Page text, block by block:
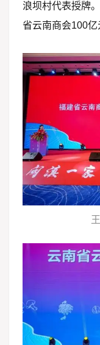
浪坝村代表授牌
省云南商会100亿